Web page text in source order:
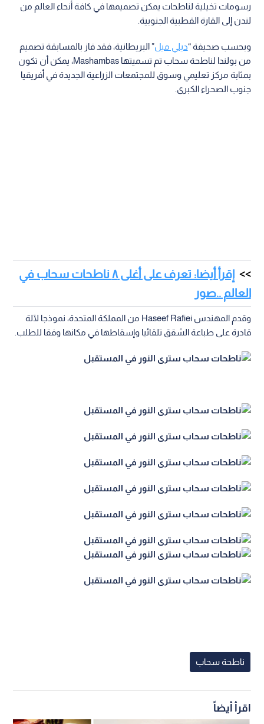
رسومات تخيلية لناطحات يمكن تصميمها في كافة أنحاء العالم من
لندن إلى القارة القطبية الجنوبية.
وبحسب صحيفة “ديلي ميل” البريطانية، فقد فاز بالمسابقة تصميم
من بولندا لناطحة سحاب تم تسميتها Mashambas، يمكن أن تكون
بمثابة مركز تعليمي وسوق للمجتمعات الزراعية الجديدة في أفريقيا
جنوب الصحراء الكبرى.
إقرأ أيضا: تعرف على أغلى ٨ ناطحات سحاب في
العالم ..صور
وقدم المهندس Haseef Rafiei من المملكة المتحدة، نموذجا لآلة
قادرة على طباعة الشقق تلقائيا وإسقاطها في مكانها وفقا للطلب.
ناطحة سحاب
اقرأ أيضاً